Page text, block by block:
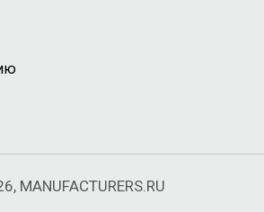
MANUFACTURERS.RU